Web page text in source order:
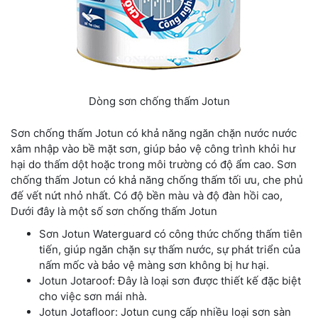
Dòng sơn chống thấm Jotun
Sơn chống thấm Jotun có khả năng ngăn chặn nước nước
xâm nhập vào bề mặt sơn, giúp bảo vệ công trình khỏi hư
hại do thấm dột hoặc trong môi trường có độ ẩm cao. Sơn
chống thấm Jotun có khả năng chống thấm tối ưu, che phủ
đế vết nứt nhỏ nhất. Có độ bền màu và độ đàn hồi cao,
Dưới đây là một số sơn chống thấm Jotun
Sơn Jotun Waterguard có công thức chống thấm tiên
tiến, giúp ngăn chặn sự thấm nước, sự phát triển của
nấm mốc và bảo vệ màng sơn không bị hư hại.
Jotun Jotaroof: Đây là loại sơn được thiết kế đặc biệt
cho việc sơn mái nhà.
Jotun Jotafloor: Jotun cung cấp nhiều loại sơn sàn